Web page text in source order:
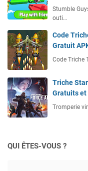
Stumble
outi…
Code
Gratuit
Code Triche
Triche
Gratuits
Tromperie
QUI ÊTES-VOUS ?